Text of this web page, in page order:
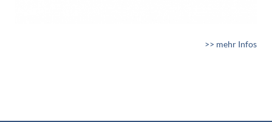
>> mehr Infos